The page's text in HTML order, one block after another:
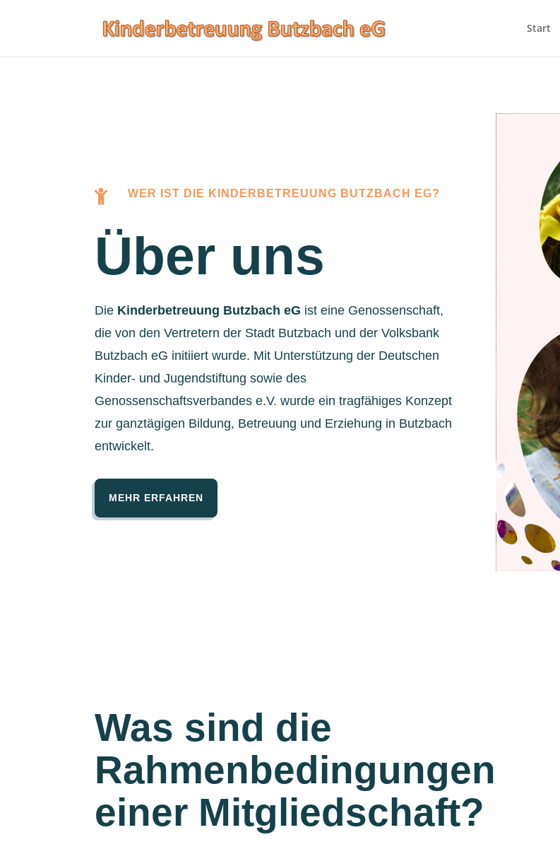
Start
 WER IST DIE KINDERBETREUUNG BUTZBACH EG?
Über uns
Die Kinderbetreuung Butzbach eG ist eine Genossenschaft,
die von den Vertretern der Stadt Butzbach und der Volksbank
Butzbach eG initiiert wurde. Mit Unterstützung der Deutschen
Kinder- und Jugendstiftung sowie des
Genossenschaftsverbandes e.V. wurde ein tragfähiges Konzept
zur ganztägigen Bildung, Betreuung und Erziehung in Butzbach
entwickelt.
MEHR ERFAHREN
Was sind die
Rahmenbedingungen
einer Mitgliedschaft?